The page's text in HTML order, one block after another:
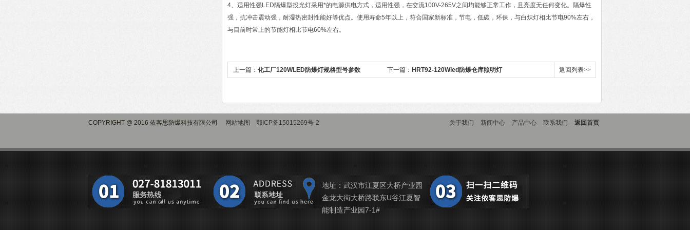
4、适用性强LED隔爆型投光灯采用*的电源供电方式，适用性强，在交流100V-265V之间均能够正常工作，且亮度无任何变化。隔爆性
强，抗冲击震动强，耐湿热密封性能好等优点。使用寿命5年以上，符合国家新标准，节电，低碳，环保，与白炽灯相比节电90%左右，
与目前时常上的节能灯相比节电60%左右。
上一篇： 化工厂120WLED防爆灯规格型号参数 下一篇： HRT92-120Wled防爆仓库照明灯 返回列表>>
COPYRIGHT @ 2016 依客思防爆科技有限公司 网站地图 鄂ICP备15015269号-2 关于我们 新闻中心 产品中心 联系我们 返回首页
地址：武汉市江夏区大桥产业园
金龙大街大桥路联东U谷江夏智
能制造产业园7-1#